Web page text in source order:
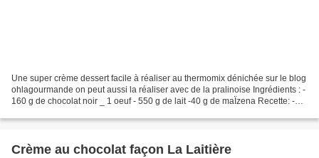
Une super crème dessert facile à réaliser au thermomix dénichée sur le blog
ohlagourmande on peut aussi la réaliser avec de la pralinoise Ingrédients : -
160 g de chocolat noir _ 1 oeuf - 550 g de lait -40 g de maÏzena Recette: -
Crème au chocolat façon La Laitière